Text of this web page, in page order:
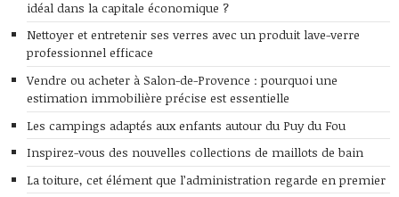
idéal dans la capitale économique ?
Nettoyer et entretenir ses verres avec un produit lave-verre
professionnel efficace
Vendre ou acheter à Salon-de-Provence : pourquoi une
estimation immobilière précise est essentielle
Les campings adaptés aux enfants autour du Puy du Fou
Inspirez-vous des nouvelles collections de maillots de bain
La toiture, cet élément que l’administration regarde en premier